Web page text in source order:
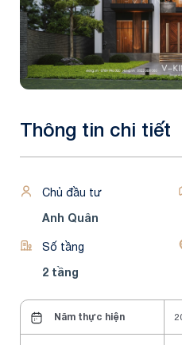
Thông tin chi tiết
Chủ đầu tư
Anh Quân
Số tầng
2 tầng
Năm thực hiện